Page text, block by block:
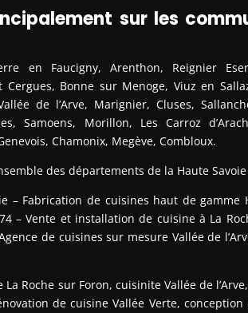
sur les
en Faucigny, Arenthon, Reignier
Bonne sur Menoge, Viuz en
de l’Arve, Marignier, Cluses,
Samoens, Morillon, Les Carroz
Chamonix, Megève, Combloux.
des départements de la Haute Savoie
– Fabrication de cuisines haut de gamme
– Vente et installation de cuisine à La
de cuisines sur mesure Vallée de
Roche sur Foron, cuisinite Vallée de
de cuisine Vallée Verte,